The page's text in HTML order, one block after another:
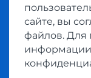
Условия
сайте, вы
файлов. Для
информации